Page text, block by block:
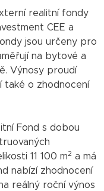
realitní fondy
CEE a
jsou určeny pro
na bytové a
Výnosy proudí
také o zhodnocení
Fond s dobou
11 100 m2 a má
nabízí zhodnocení
reálný roční výnos